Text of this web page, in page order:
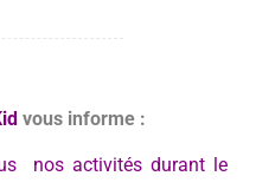
vous informe :
nos activités durant le